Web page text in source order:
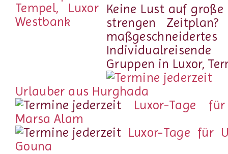
Keine Lust auf
strengen
Gruppen in Luxor,
Urlauber aus Hurghada
Luxor-Tage
Marsa Alam
Luxor-Tage für
Gouna